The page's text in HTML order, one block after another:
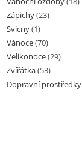
Zápichy(23)
Svícny(1)
Vánoce(70)
Velikonoce(29)
Zvířátka(53)
Dopravní prostředky